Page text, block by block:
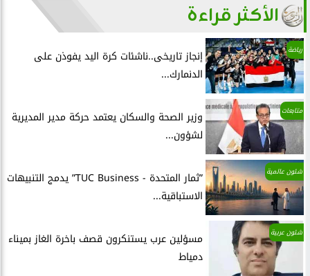
الأكثر قراءة
رياضة
إنجاز تاريخى..ناشئات كرة اليد يفوذن على
الدنمارك...
متابعات
وزير الصحة والسكان يعتمد حركة مدير المديرية
لشؤون...
شئون عالمية
”ثمار المتحدة - TUC Business” يدمج التنبيهات
الاستباقية...
شئون عربية
مسؤلين عرب يستنكرون قصف باخرة الغاز بميناء
دمياط